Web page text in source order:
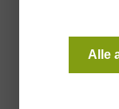
Alle